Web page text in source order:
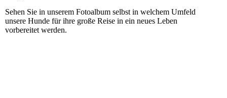
Sehen Sie in unserem Fotoalbum selbst in welchem Umfeld
unsere Hunde für ihre große Reise in ein neues Leben
vorbereitet werden.